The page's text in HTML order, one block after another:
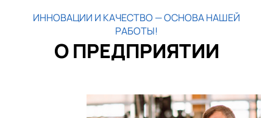
ИННОВАЦИИ И КАЧЕСТВО — ОСНОВА НАШЕЙ
РАБОТЫ!
О ПРЕДПРИЯТИИ